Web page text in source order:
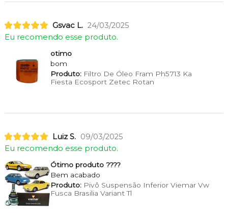
Gsvac L. 24/03/2025
Eu recomendo esse produto.
otimo
bom
Produto:Filtro De Óleo Fram Ph5713 Ka
Fiesta Ecosport Zetec Rotan
Luiz S. 09/03/2025
Eu recomendo esse produto.
Ótimo produto ????
Bem acabado
Produto:Pivô Suspensão Inferior Viemar Vw
Fusca Brasilia Variant Tl